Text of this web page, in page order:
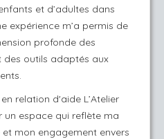
et d’adultes dans
expérience m’a permis de
profonde des
des outils adaptés aux
relation d'aide L’Atelier
un espace qui reflète ma
mon engagement envers